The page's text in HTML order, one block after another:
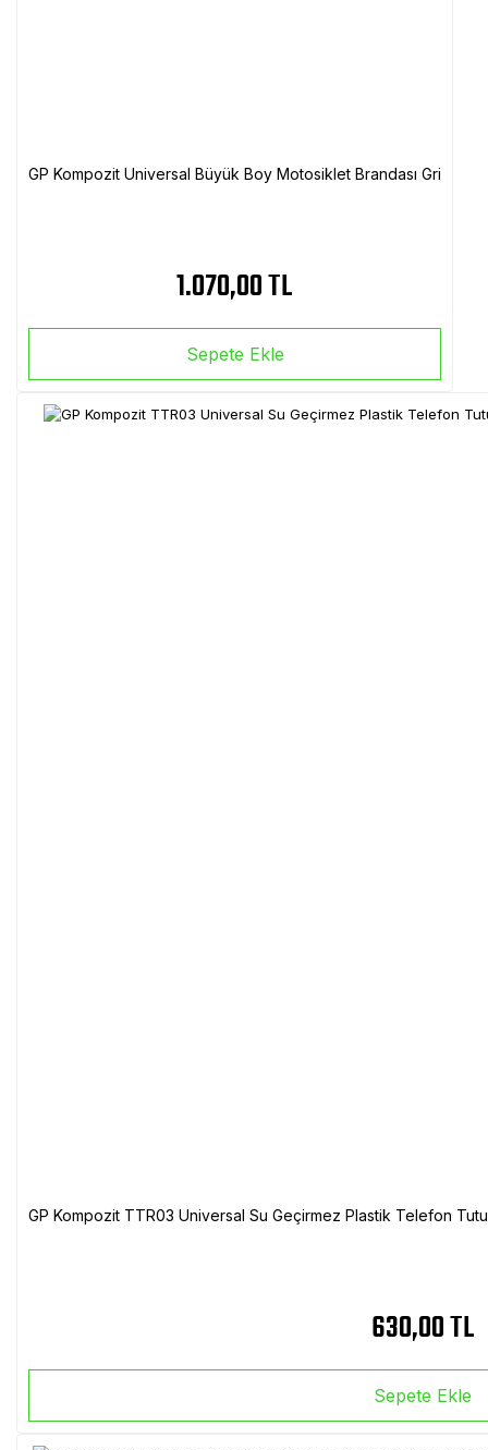
GP Kompozit Universal Büyük Boy Motosiklet Brandası Gri
1.070,00 TL
Sepete Ekle
GP Kompozit TTR03 Universal Su Geçirmez Plastik Telefon
630,00 TL
Sepete Ekle